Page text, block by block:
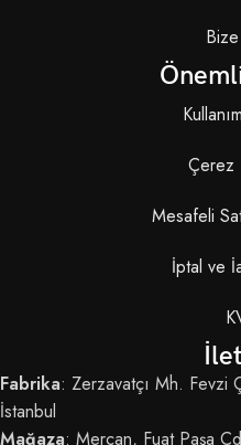
Bize
Çerez
Mesafeli
İptal ve
Fabrika: Zerzavatçı Mh.
İstanbul
Mağaza: Mercan, Fuat Paşa